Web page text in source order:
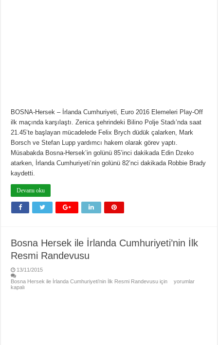
BOSNA-Hersek – İrlanda Cumhuriyeti, Euro 2016 Elemeleri Play-Off
ilk maçında karşılaştı. Zenica şehrindeki Bilino Polje Stadı’nda saat
21.45’te başlayan mücadelede Felix Brych düdük çalarken, Mark
Borsch ve Stefan Lupp yardımcı hakem olarak görev yaptı.
Müsabakda Bosna-Hersek’in golünü 85’inci dakikada Edin Dzeko
atarken, İrlanda Cumhuriyeti’nin golünü 82’nci dakikada Robbie Brady
kaydetti.
Devamı oku
Bosna Hersek ile İrlanda Cumhuriyeti’nin İlk
Resmi Randevusu
13/11/2015
Bosna Hersek ile İrlanda Cumhuriyeti’nin İlk Resmi Randevusu için
yorumlar
kapalı